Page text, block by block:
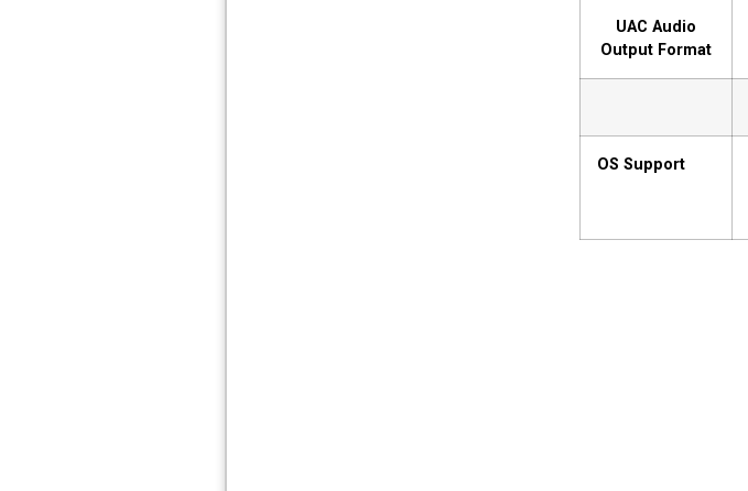
UAC Audio
Output Format
OS Support